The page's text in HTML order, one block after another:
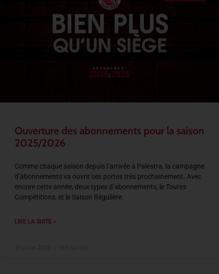
Ouverture des abonnements pour la saison
2025/2026
Comme chaque saison depuis l’arrivée à Palestra, la campagne
d’abonnements va ouvrir ses portes très prochainement. Avec
encore cette année, deux types d’abonnements, le Toutes
Compétitions, et le Saison Régulière.
LIRE LA SUITE »